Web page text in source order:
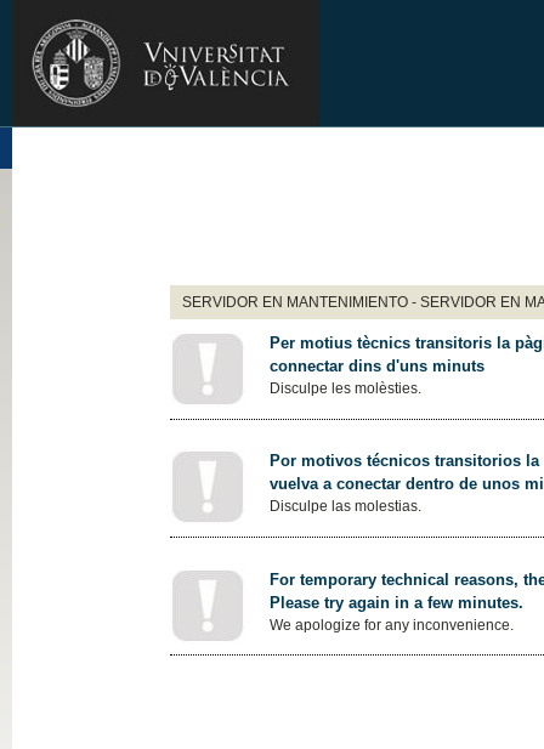
SERVIDOR EN MANTENIMIENTO - SERVIDOR EN
Per motius tècnics transitoris la
connectar dins d'uns minuts
Disculpe les molèsties.
Por motivos técnicos transitorios
vuelva a conectar dentro de unos
Disculpe las molestias.
For temporary technical reasons,
Please try again in a few minutes.
We apologize for any inconvenience.